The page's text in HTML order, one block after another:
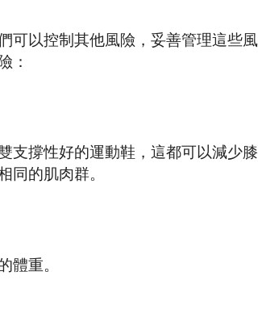
可以控制其他風險，妥善管理這些風
：
支撐性好的運動鞋，這都可以減少膝
同的肌肉群。
體重。